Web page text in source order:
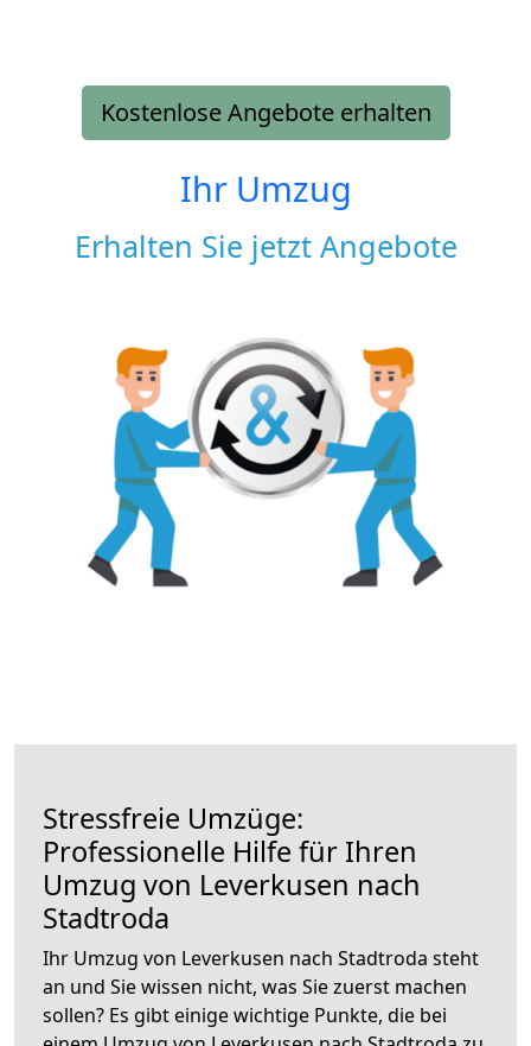
Kostenlose Angebote erhalten
Ihr Umzug
Erhalten Sie jetzt Angebote
Stressfreie Umzüge:
Professionelle Hilfe für Ihren
Umzug von Leverkusen nach
Stadtroda
Ihr Umzug von Leverkusen nach Stadtroda steht
an und Sie wissen nicht, was Sie zuerst machen
sollen? Es gibt einige wichtige Punkte, die bei